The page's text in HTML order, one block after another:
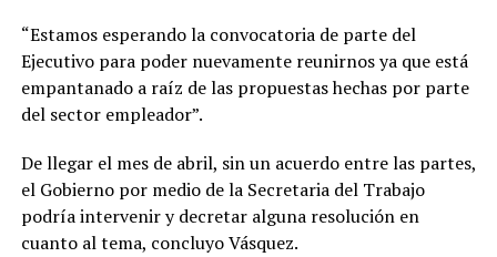
“Estamos esperando la convocatoria de parte del
Ejecutivo para poder nuevamente reunirnos ya que está
empantanado a raíz de las propuestas hechas por parte
del sector empleador”.
De llegar el mes de abril, sin un acuerdo entre las partes,
el Gobierno por medio de la Secretaria del Trabajo
podría intervenir y decretar alguna resolución en
cuanto al tema, concluyo Vásquez.